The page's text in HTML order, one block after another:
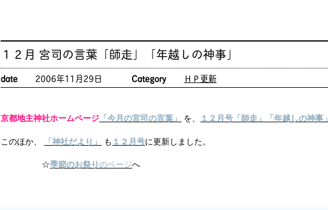
１２月 宮司の言葉「師走」「年越しの神事」
date 2006年11月29日 Category ＨＰ更新
京都地主神社ホームページ 「今月の宮司の言葉」 を、 １２月号「師走」「年越しの神事」
このほか、 「神社だより」 も １２月号に更新しました。
☆季節のお祭りのページへ